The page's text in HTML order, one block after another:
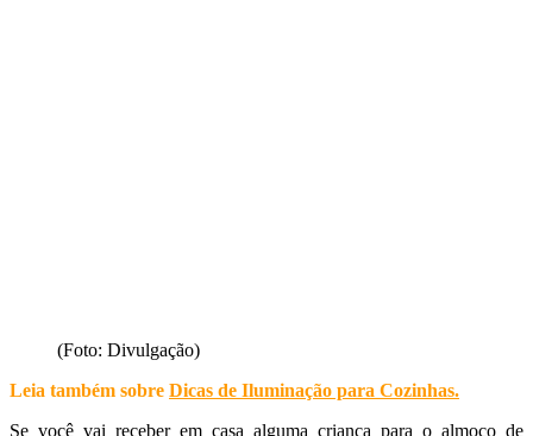
(Foto: Divulgação)
Leia também sobre Dicas de Iluminação para Cozinhas.
Se você vai receber em casa alguma criança para o almoço de